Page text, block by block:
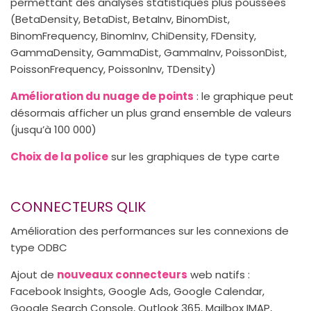
(BetaDensity, BetaDist, BetaInv, BinomDist,
BinomFrequency, BinomInv, ChiDensity, FDensity,
GammaDensity, GammaDist, GammaInv, PoissonDist,
PoissonFrequency, PoissonInv, TDensity)
Amélioration du nuage de points : le graphique peut
désormais afficher un plus grand ensemble de valeurs
(jusqu’à 100 000)
Choix de la policesur les graphiques de type carte
CONNECTEURS QLIK
Amélioration des performances sur les connexions de
type ODBC
Ajout de nouveaux connecteurs web natifs :
Facebook Insights, Google Ads, Google Calendar,
Google Search Console, Outlook 365, Mailbox IMAP,